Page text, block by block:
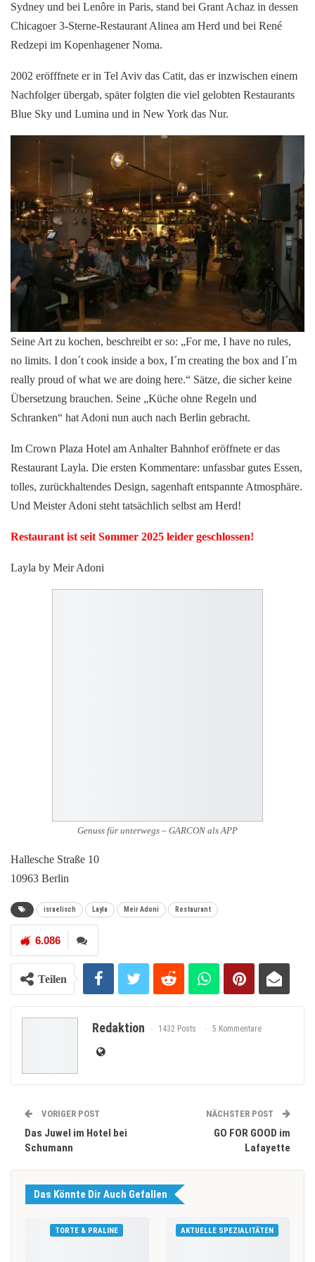
Sydney und bei Lenôre in Paris, stand bei Grant Achaz in dessen
Chicagoer 3-Sterne-Restaurant Alinea am Herd und bei René
Redzepi im Kopenhagener Noma.
2002 eröfffnete er in Tel Aviv das Catit, das er inzwischen einem
Nachfolger übergab, später folgten die viel gelobten Restaurants
Blue Sky und Lumina und in New York das Nur.
Seine Art zu kochen, beschreibt er so: „For me, I have no rules,
no limits. I don´t cook inside a box, I´m creating the box and I´m
really proud of what we are doing here.“ Sätze, die sicher keine
Übersetzung brauchen. Seine „Küche ohne Regeln und
Schranken“ hat Adoni nun auch nach Berlin gebracht.
Im Crown Plaza Hotel am Anhalter Bahnhof eröffnete er das
Restaurant Layla. Die ersten Kommentare: unfassbar gutes Essen,
tolles, zurückhaltendes Design, sagenhaft entspannte Atmosphäre.
Und Meister Adoni steht tatsächlich selbst am Herd!
Restaurant ist seit Sommer 2025 leider geschlossen!
Layla by Meir Adoni
Genuss für unterwegs – GARCON als APP
Hallesche Straße 10
10963 Berlin
israelisch Layla Meir Adoni Restaurant
6.086
Teilen
Redaktion 1432 Posts 5 Kommentare
VORIGER POST
Das Juwel im Hotel bei
Schumann
NÄCHSTER POST
GO FOR GOOD im
Lafayette
Das Könnte Dir Auch Gefallen
TORTE & PRALINE AKTUELLE SPEZIALITÄTEN